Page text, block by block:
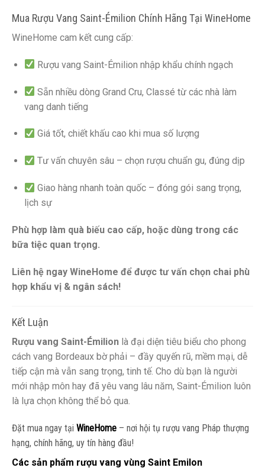
Mua Rượu Vang Saint-Émilion Chính Hãng Tại WineHome
WineHome cam kết cung cấp:
Rượu vang Saint-Émilion nhập khẩu chính ngạch
Sẵn nhiều dòng Grand Cru, Classé từ các nhà làm
vang danh tiếng
Giá tốt, chiết khấu cao khi mua số lượng
Tư vấn chuyên sâu – chọn rượu chuẩn gu, đúng dịp
Giao hàng nhanh toàn quốc – đóng gói sang trọng,
lịch sự
Phù hợp làm quà biếu cao cấp, hoặc dùng trong các
bữa tiệc quan trọng.
Liên hệ ngay WineHome để được tư vấn chọn chai phù
hợp khẩu vị & ngân sách!
Kết Luận
Rượu vang Saint-Émilion là đại diện tiêu biểu cho phong
cách vang Bordeaux bờ phải – đầy quyến rũ, mềm mại, dễ
tiếp cận mà vẫn sang trọng, tinh tế. Cho dù bạn là người
mới nhập môn hay đã yêu vang lâu năm, Saint-Émilion luôn
là lựa chọn không thể bỏ qua.
Đặt mua ngay tại WineHome – nơi hội tụ rượu vang Pháp thượng
hạng, chính hãng, uy tín hàng đầu!
Các sản phẩm rượu vang vùng Saint Emilon